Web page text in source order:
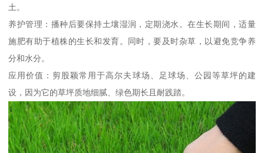
土。
养护管理：播种后要保持土壤湿润，定期浇水。在生长期间，适量
施肥有助于植株的生长和发育。同时，要及时杂草，以避免竞争养
分和水分。
应用价值：剪股颖常用于高尔夫球场、足球场、公园等草坪的建
设，因为它的草坪质地细腻、绿色期长且耐践踏。